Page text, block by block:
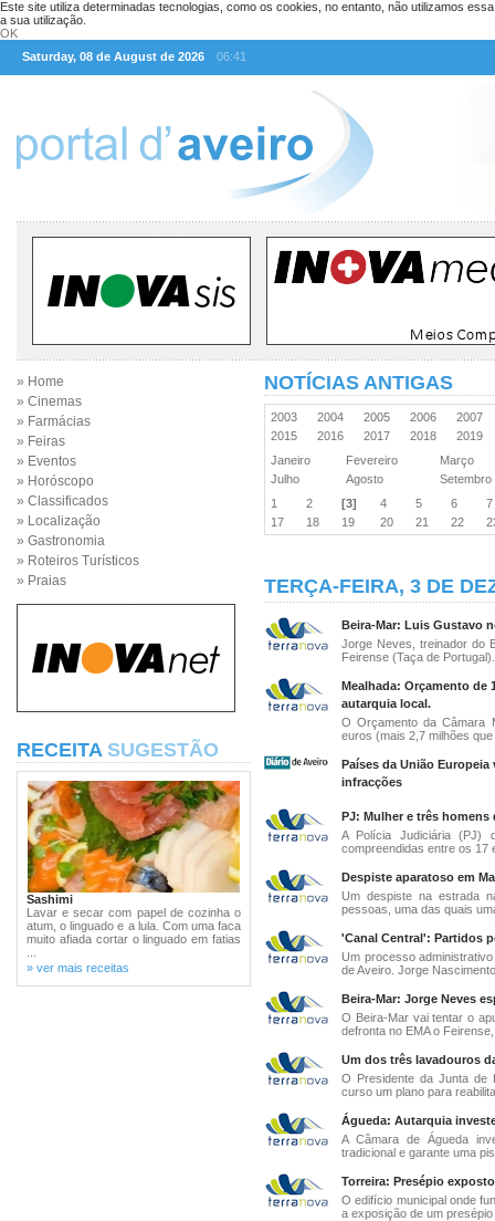
Este site utiliza determinadas tecnologias, como os cookies, no entanto, não utilizamos
a sua utilização.
OK
Saturday, 08 de August de 2026
06:41
» Home
» Cinemas
» Farmácias
» Feiras
» Eventos
» Horóscopo
» Classificados
» Localização
» Gastronomia
» Roteiros Turísticos
» Praias
RECEITA SUGESTÃO
Sashimi
Lavar e secar com papel de cozinha o
atum, o linguado e a lula. Com uma faca
muito afiada cortar o linguado em fatias
» ver mais receitas
NOTÍCIAS ANTIGAS
2003 2004 2005 2006
2007
2015
2016 2017 2018
2019
Janeiro
Fevereiro
Março
Julho
Agosto
1
2 [3] 4 5 6
17
18 19 20 21 22
TERÇA-FEIRA, 3 DE
Beira-Mar: Luis Gustavo
Jorge Neves, treinador do
Feirense (Taça de
Mealhada: Orçamento de
autarquia local.
O Orçamento da Câmara
euros (mais 2,7 milhões
Países da União
infracções
PJ: Mulher e três
A Polícia Judiciária (PJ)
compreendidas entre os 17
Despiste aparatoso em
Um despiste na estrada
pessoas, uma das quais
'Canal Central': Partidos
Um processo
de Aveiro. Jorge
Beira-Mar: Jorge Neves
O Beira-Mar vai tentar o
defronta no EMA o
Um dos três lavadouros
O Presidente da Junta de
curso um plano para
Águeda: Autarquia
A Câmara de Águeda
tradicional e garante uma
Torreira: Presépio
O edifício municipal onde
a exposição de um